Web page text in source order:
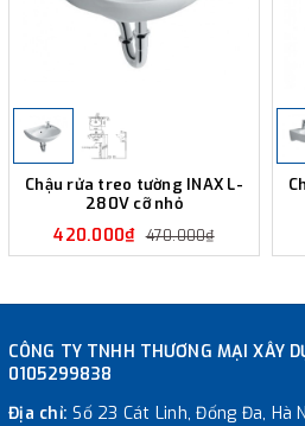
Chậu rửa treo tường INAX L-
280V cỡ nhỏ
420.000₫ 470.000₫
CÔNG TY TNHH THƯƠNG MẠI XÂY
0105299838
Địa chỉ:Số 23 Cát Linh, Đống Đa, Hà